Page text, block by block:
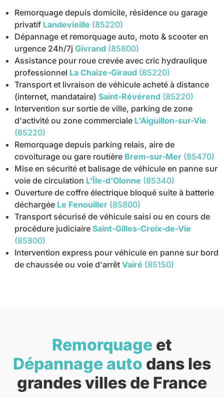
Remorquage depuis domicile, résidence ou garage
privatif Landevieille (85220)
Dépannage et remorquage auto, moto & scooter en
urgence 24h/7j Givrand (85800)
Assistance pour roue crevée avec cric hydraulique
professionnel La Chaize-Giraud (85220)
Transport et livraison de véhicule acheté à distance
(internet, mandataire) Saint-Révérend (85220)
Intervention sur sortie de ville, parking de zone
d'activité ou zone commerciale L'Aiguillon-sur-Vie
(85220)
Remorquage depuis parking relais, aire de
covoiturage ou gare routière Brem-sur-Mer (85470)
Mise en sécurité et balisage de véhicule en panne sur
voie de circulation L'Île-d'Olonne (85340)
Ouverture de coffre électrique bloqué suite à batterie
déchargée Le Fenouiller (85800)
Transport sécurisé de véhicule saisi ou en cours de
procédure judiciaire Saint-Gilles-Croix-de-Vie
(85800)
Intervention express pour véhicule en panne sur bord
de chaussée ou voie d'arrêt Vairé (85150)
Remorquage et
Dépannage auto dans les
grandes villes de France